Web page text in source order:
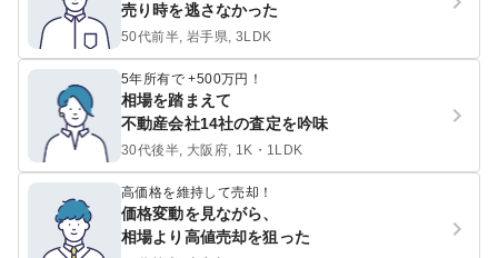
売り時を逃さなかった
50代前半, 岩手県, 3LDK
5年所有で +500万円！
相場を踏まえて
不動産会社14社の査定を吟味
30代後半, 大阪府, 1K・1LDK
高価格を維持して売却！
価格変動を見ながら、
相場より高値売却を狙った